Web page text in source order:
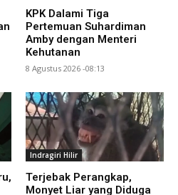
KPK Dalami Tiga
Pertemuan Suhardiman
Amby dengan Menteri
Kehutanan
8 Agustus 2026 -08:13
Indragiri Hilir
Terjebak Perangkap,
Monyet Liar yang Diduga